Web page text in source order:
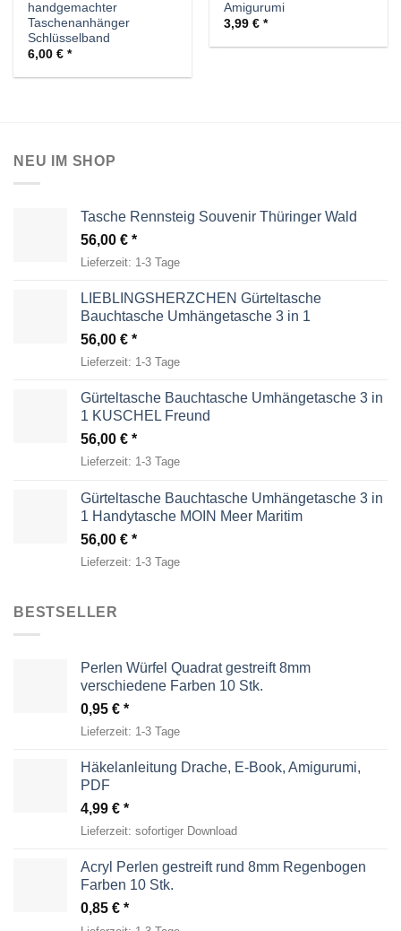
handgemachter
Taschenanhänger
Schlüsselband
6,00€
Amigurumi
3,99€
NEU IM SHOP
Tasche Rennsteig Souvenir Thüringer Wald
56,00 €
Lieferzeit: 1-3 Tage
LIEBLINGSHERZCHEN Gürteltasche
Bauchtasche Umhängetasche 3 in 1
56,00 €
Lieferzeit: 1-3 Tage
Gürteltasche Bauchtasche Umhängetasche 3 in
1 KUSCHEL Freund
56,00 €
Lieferzeit: 1-3 Tage
Gürteltasche Bauchtasche Umhängetasche 3 in
1 Handytasche MOIN Meer Maritim
56,00 €
Lieferzeit: 1-3 Tage
BESTSELLER
Perlen Würfel Quadrat gestreift 8mm
verschiedene Farben 10 Stk.
0,95 €
Lieferzeit: 1-3 Tage
Häkelanleitung Drache, E-Book, Amigurumi,
PDF
4,99 €
Lieferzeit: sofortiger Download
Acryl Perlen gestreift rund 8mm Regenbogen
Farben 10 Stk.
0,85 €